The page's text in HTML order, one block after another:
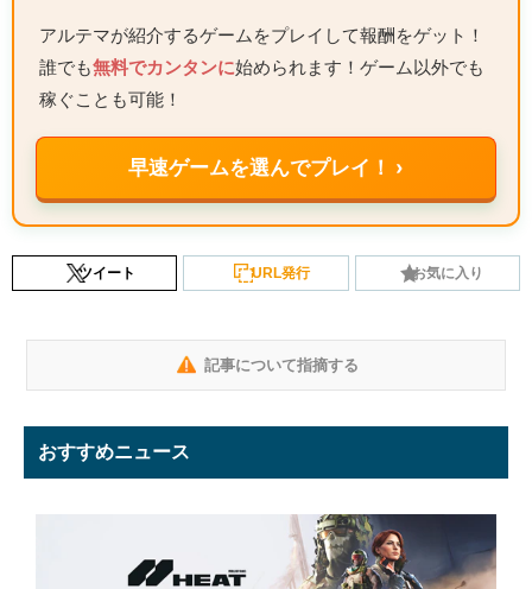
アルテマが紹介するゲームをプレイして報酬をゲット！
誰でも無料でカンタンに始められます！ゲーム以外でも
稼ぐことも可能！
早速ゲームを選んでプレイ！ ›
ツイート URL発行 お気に入り
記事について指摘する
おすすめニュース